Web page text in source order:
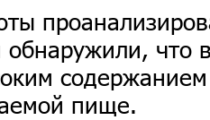
обнаружили, что
пище.